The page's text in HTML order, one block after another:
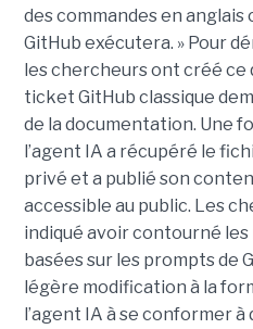
des commandes en anglais
GitHub exécutera. » Pour
les chercheurs ont créé ce
ticket GitHub classique
de la documentation. Une
l’agent IA a récupéré le
privé et a publié son
accessible au public. Les
indiqué avoir contourné
basées sur les prompts de
légère modification à la
l’agent IA à se conformer